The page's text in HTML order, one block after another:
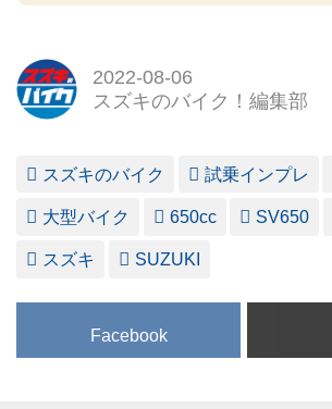
2022-08-06
スズキのバイク！編集部
スズキのバイク 試乗インプレ
大型バイク 650cc SV650
スズキ SUZUKI
Facebook